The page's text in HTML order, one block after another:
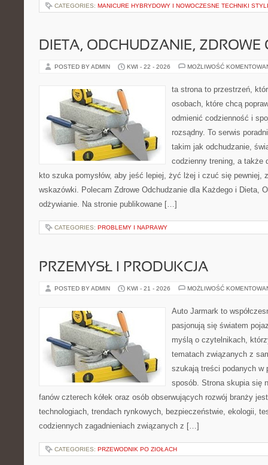
CATEGORIES: MANICURE HYBRYDOWY I NOWOCZESNE TECHNIKI
DIETA, ODCHUDZANIE, ZDROWE
POSTED BY ADMIN KWI - 22 - 2026 MOŻLIWOŚĆ
ta strona to przestrzeń,
osobach, które chcą
odmienić codzienność i
rozsądny. To serwis
takim jak odchudzanie,
codzienny trening, a także
kto szuka pomysłów, aby jeść lepiej, żyć lżej i czuć się pewniej,
wskazówki. Polecam Zdrowe Odchudzanie dla Każdego i Dieta,
odżywianie. Na stronie publikowane […]
CATEGORIES: PROBLEMY I NAPRAWY
PRZEMYSŁ I PRODUKCJA
POSTED BY ADMIN KWI - 21 - 2026 MOŻLIWOŚĆ
Auto Jarmark to
pasjonują się światem
myślą o czytelnikach,
tematach związanych z
szukają treści podanych w
sposób. Strona skupia się
fanów czterech kółek oraz osób obserwujących rozwój branży
technologiach, trendach rynkowych, bezpieczeństwie, ekologii,
codziennych zagadnieniach związanych z […]
CATEGORIES: PRZEWODNIK PO ZIOŁACH